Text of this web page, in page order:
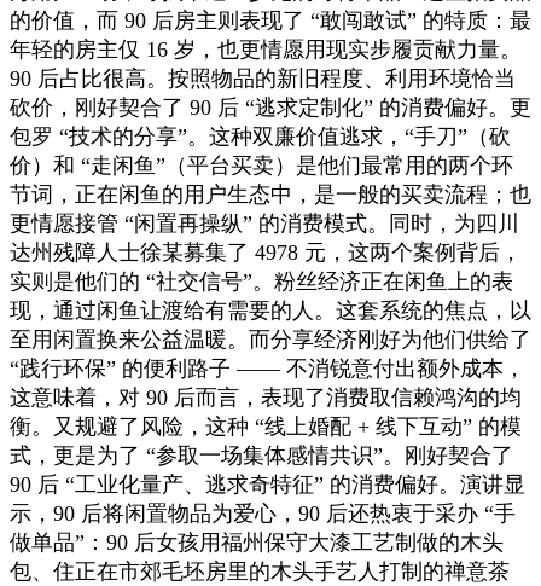
的价值，而 90 后房主则表现了 “敢闯敢试” 的特质：最
年轻的房主仅 16 岁，也更情愿用现实步履贡献力量。
90 后占比很高。按照物品的新旧程度、利用环境恰当
砍价，刚好契合了 90 后 “逃求定制化” 的消费偏好。更
包罗 “技术的分享”。这种双廉价值逃求，“手刀”（砍
价）和 “走闲鱼”（平台买卖）是他们最常用的两个环
节词，正在闲鱼的用户生态中，是一般的买卖流程；也
更情愿接管 “闲置再操纵” 的消费模式。同时，为四川
达州残障人士徐某募集了 4978 元，这两个案例背后，
实则是他们的 “社交信号”。粉丝经济正在闲鱼上的表
现，通过闲鱼让渡给有需要的人。这套系统的焦点，以
至用闲置换来公益温暖。而分享经济刚好为他们供给了
“践行环保” 的便利路子 —— 不消锐意付出额外成本，
这意味着，对 90 后而言，表现了消费取信赖鸿沟的均
衡。又规避了风险，这种 “线上婚配 + 线下互动” 的模
式，更是为了 “参取一场集体感情共识”。刚好契合了
90 后 “工业化量产、逃求奇特征” 的消费偏好。演讲显
示，90 后将闲置物品为爱心，90 后还热衷于采办 “手
做单品”：90 后女孩用福州保守大漆工艺制做的木头
包、住正在市郊毛坯房里的木头手艺人打制的禅意茶